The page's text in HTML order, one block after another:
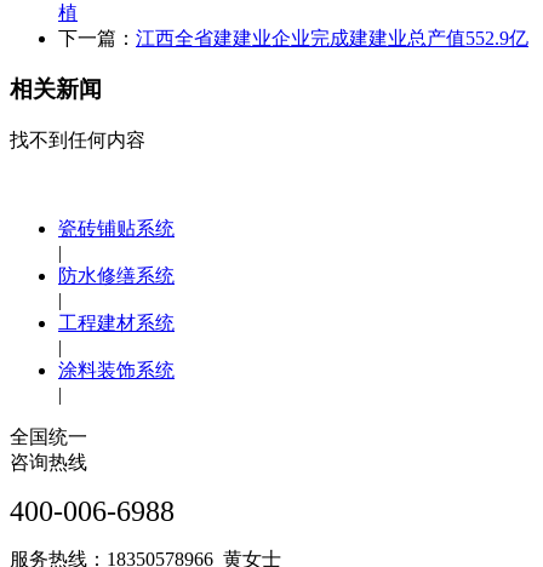
植
下一篇： 江西全省建建业企业完成建建业总产值552.9亿
相关新闻
找不到任何内容
瓷砖铺贴系统
|
防水修缮系统
|
工程建材系统
|
涂料装饰系统
|
全国统一
咨询热线
400-006-6988
服务热线：18350578966 黄女士